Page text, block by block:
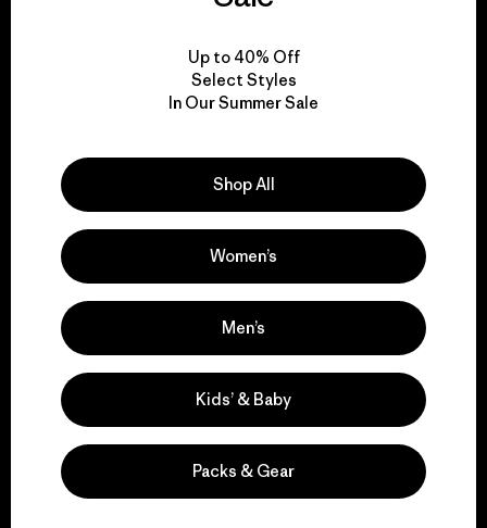
We take responsibility
for our impact.
Explore Our Footprint
We support grassroots
activism.
Visit Patagonia Action Works
Up to 40% Off
Select Styles
In Our Summer Sale
Shop All
Women’s
Men’s
Kids’ & Baby
Packs & Gear